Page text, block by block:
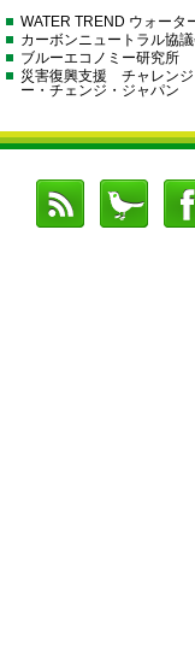
WATER TREND ウォータ
カーボンニュートラル協
ブルーエコノミー研究所
災害復興支援 チャレンジ
ー・チェンジ・ジャパン